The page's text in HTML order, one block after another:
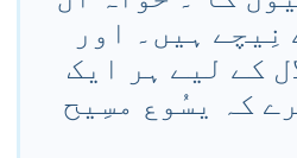
ہیں۔ اور
کے لیے ہر ایک
کہ یسُوع مسِیح